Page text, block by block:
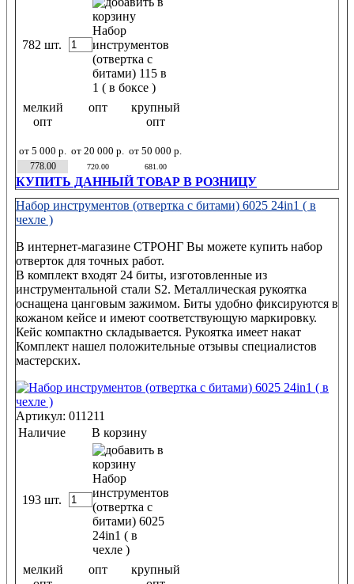
782 шт.
мелкий
опт
от 5 000 р.
опт
от 20 000 р.
крупный
опт
от 50 000 р.
778.00
720.00 681.00
КУПИТЬ ДАННЫЙ ТОВАР В РОЗНИЦУ
Набор инструментов (отвертка с битами) 6025 24in1 ( в
чехле )
В интернет-магазине СТРОНГ Вы можете купить набор
отверток для точных работ.
В комплект входят 24 биты, изготовленные из
инструментальной стали S2. Металлическая рукоятка
оснащена цанговым зажимом. Биты удобно фиксируются в
кожаном кейсе и имеют соответствующую маркировку.
Кейс компактно складывается. Рукоятка имеет накат
Комплект нашел положительные отзывы специалистов
мастерских.
Артикул: 011211
Наличие
В корзину
193 шт.
мелкий
опт
крупный